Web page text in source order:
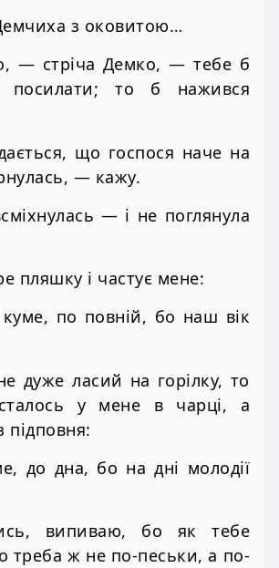
з оковитою…
— стріча Демко, — тебе б
посилати; то б нажився
що госпося наче на
— кажу.
— і не поглянула
пляшку і частує мене:
по повній, бо наш вік
дуже ласий на горілку, то
у мене в чарці, а
підповня:
до дна, бо на дні молодії
випиваю, бо як тебе
треба ж не по-песьки, а по-